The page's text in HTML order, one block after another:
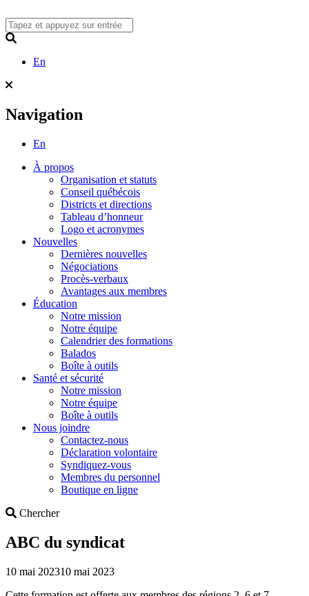
to
content
En
Navigation
En
À propos
Organisation et statuts
Conseil québécois
Districts et directions
Tableau d’honneur
Logo et acronymes
Nouvelles
Dernières nouvelles
Négociations
Procès-verbaux
Avantages aux membres
Éducation
Notre mission
Notre équipe
Calendrier des formations
Balados
Boîte à outils
Santé et sécurité
Notre mission
Notre équipe
Boîte à outils
Nous joindre
Contactez-nous
Déclaration volontaire
Syndiquez-vous
Membres du personnel
Boutique en ligne
ChercherSearch
ABC du syndicat
10 mai 202310 mai 2023